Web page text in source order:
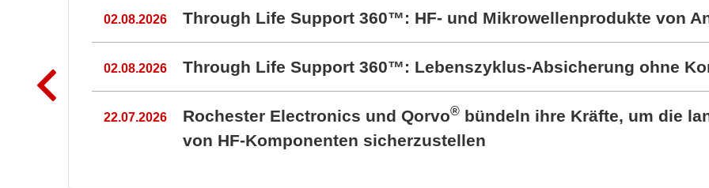
02.08.2026 Through Life Support 360™: HF- und Mikrowellenprodukte von
02.08.2026 Through Life Support 360™: Lebenszyklus-Absicherung ohne
22.07.2026 Rochester Electronics und Qorvo® bündeln ihre Kräfte, um die
von HF-Komponenten sicherzustellen